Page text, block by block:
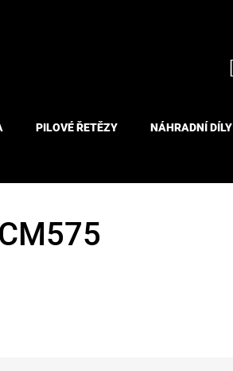
PILOVÉ ŘETĚZY NÁHRADNÍ DÍLY